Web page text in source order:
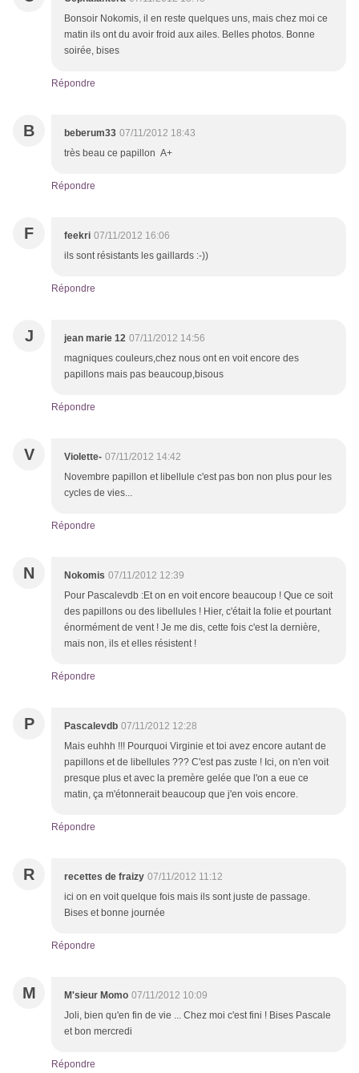
Bonsoir Nokomis, il en reste quelques uns, mais chez moi ce
matin ils ont du avoir froid aux ailes. Belles photos. Bonne
soirée, bises
Répondre
B beberum33 07/11/2012 18:43
très beau ce papillon A+
Répondre
F feekri 07/11/2012 16:06
ils sont résistants les gaillards :-))
Répondre
J jean marie 12 07/11/2012 14:56
magniques couleurs,chez nous ont en voit encore des
papillons mais pas beaucoup,bisous
Répondre
V Violette- 07/11/2012 14:42
Novembre papillon et libellule c'est pas bon non plus pour les
cycles de vies...
Répondre
N Nokomis 07/11/2012 12:39
Pour Pascalevdb :Et on en voit encore beaucoup ! Que ce soit
des papillons ou des libellules ! Hier, c'était la folie et pourtant
énormément de vent ! Je me dis, cette fois c'est la dernière,
mais non, ils et elles résistent !
Répondre
P Pascalevdb 07/11/2012 12:28
Mais euhhh !!! Pourquoi Virginie et toi avez encore autant de
papillons et de libellules ??? C'est pas zuste ! Ici, on n'en voit
presque plus et avec la premère gelée que l'on a eue ce
matin, ça m'étonnerait beaucoup que j'en vois encore.
Répondre
R recettes de fraizy 07/11/2012 11:12
ici on en voit quelque fois mais ils sont juste de passage.
Bises et bonne journée
Répondre
M M'sieur Momo 07/11/2012 10:09
Joli, bien qu'en fin de vie ... Chez moi c'est fini ! Bises Pascale
et bon mercredi
Répondre